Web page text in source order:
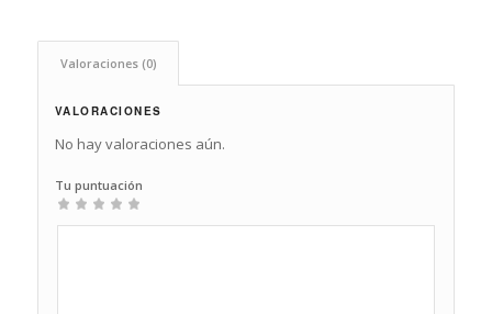
Valoraciones (0)
VALORACIONES
No hay valoraciones aún.
Tu puntuación
1
2
3
4
5